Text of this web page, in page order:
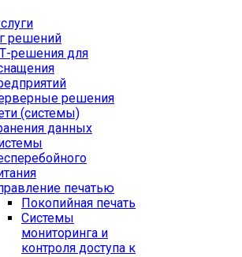
решений
решения для
решения
(системы)
данных
печатью
Покопийная печать
Системы
мониторинга и
контроля доступа к